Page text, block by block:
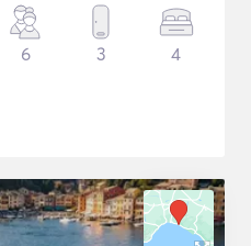
6 3 4